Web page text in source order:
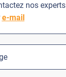
nos experts
e-mail